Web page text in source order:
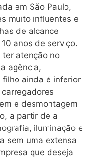
em São Paulo,
muito influentes e
de alcance
anos de serviço.
ter atenção no
agência,
filho ainda é inferior
e desmontagem
a partir de a
iluminação e
sem uma extensa
que deseja